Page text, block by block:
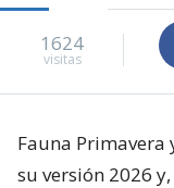
1624
visitas
Fauna
su versión 2026